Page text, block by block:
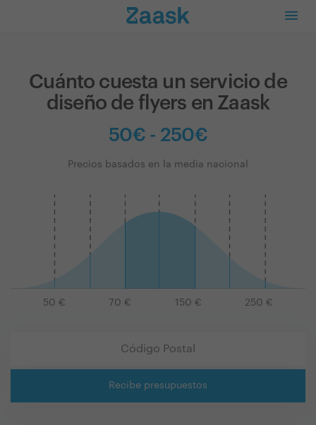
Cuánto cuesta un servicio de
diseño de flyers en Zaask
50€ - 250€
Precios basados en la media nacional
50 € 70 € 150 € 250 €
Recibe presupuestos